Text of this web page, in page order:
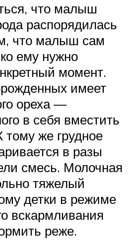
что малыш
распорядилась
что малыш сам
ему нужно
момент.
имеет
ореха —
в себя вместить
тому же грудное
в разы
смесь. Молочная
тяжелый
детки в режиме
вскармливания
реже.